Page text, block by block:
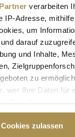
verarbeiten
IP-Adresse,
um
darauf
und Inhalte,
zu
wer Ihre Daten für
durch Klicken
oder widerrufen
Cookies zulassen